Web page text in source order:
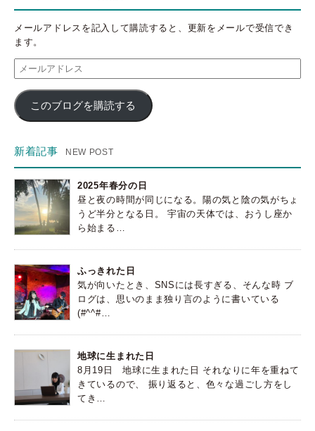
メールアドレスを記入して購読すると、更新をメールで受信でき
ます。
ー
ル
ア
ド
ス
このブログを購読する
新着記事
2025年春分の日
昼と夜の時間が同じになる。陽の気と陰の気がちょ
うど半分となる日。 宇宙の天体では、おうし座か
ら始まる…
ふっきれた日
気が向いたとき、SNSには長すぎる、そんな時 ブ
ログは、思いのまま独り言のように書いている
(#^^#…
地球に生まれた日
8月19日 地球に生まれた日 それなりに年を重ねて
きているので、 振り返ると、色々な過ごし方をし
てき…